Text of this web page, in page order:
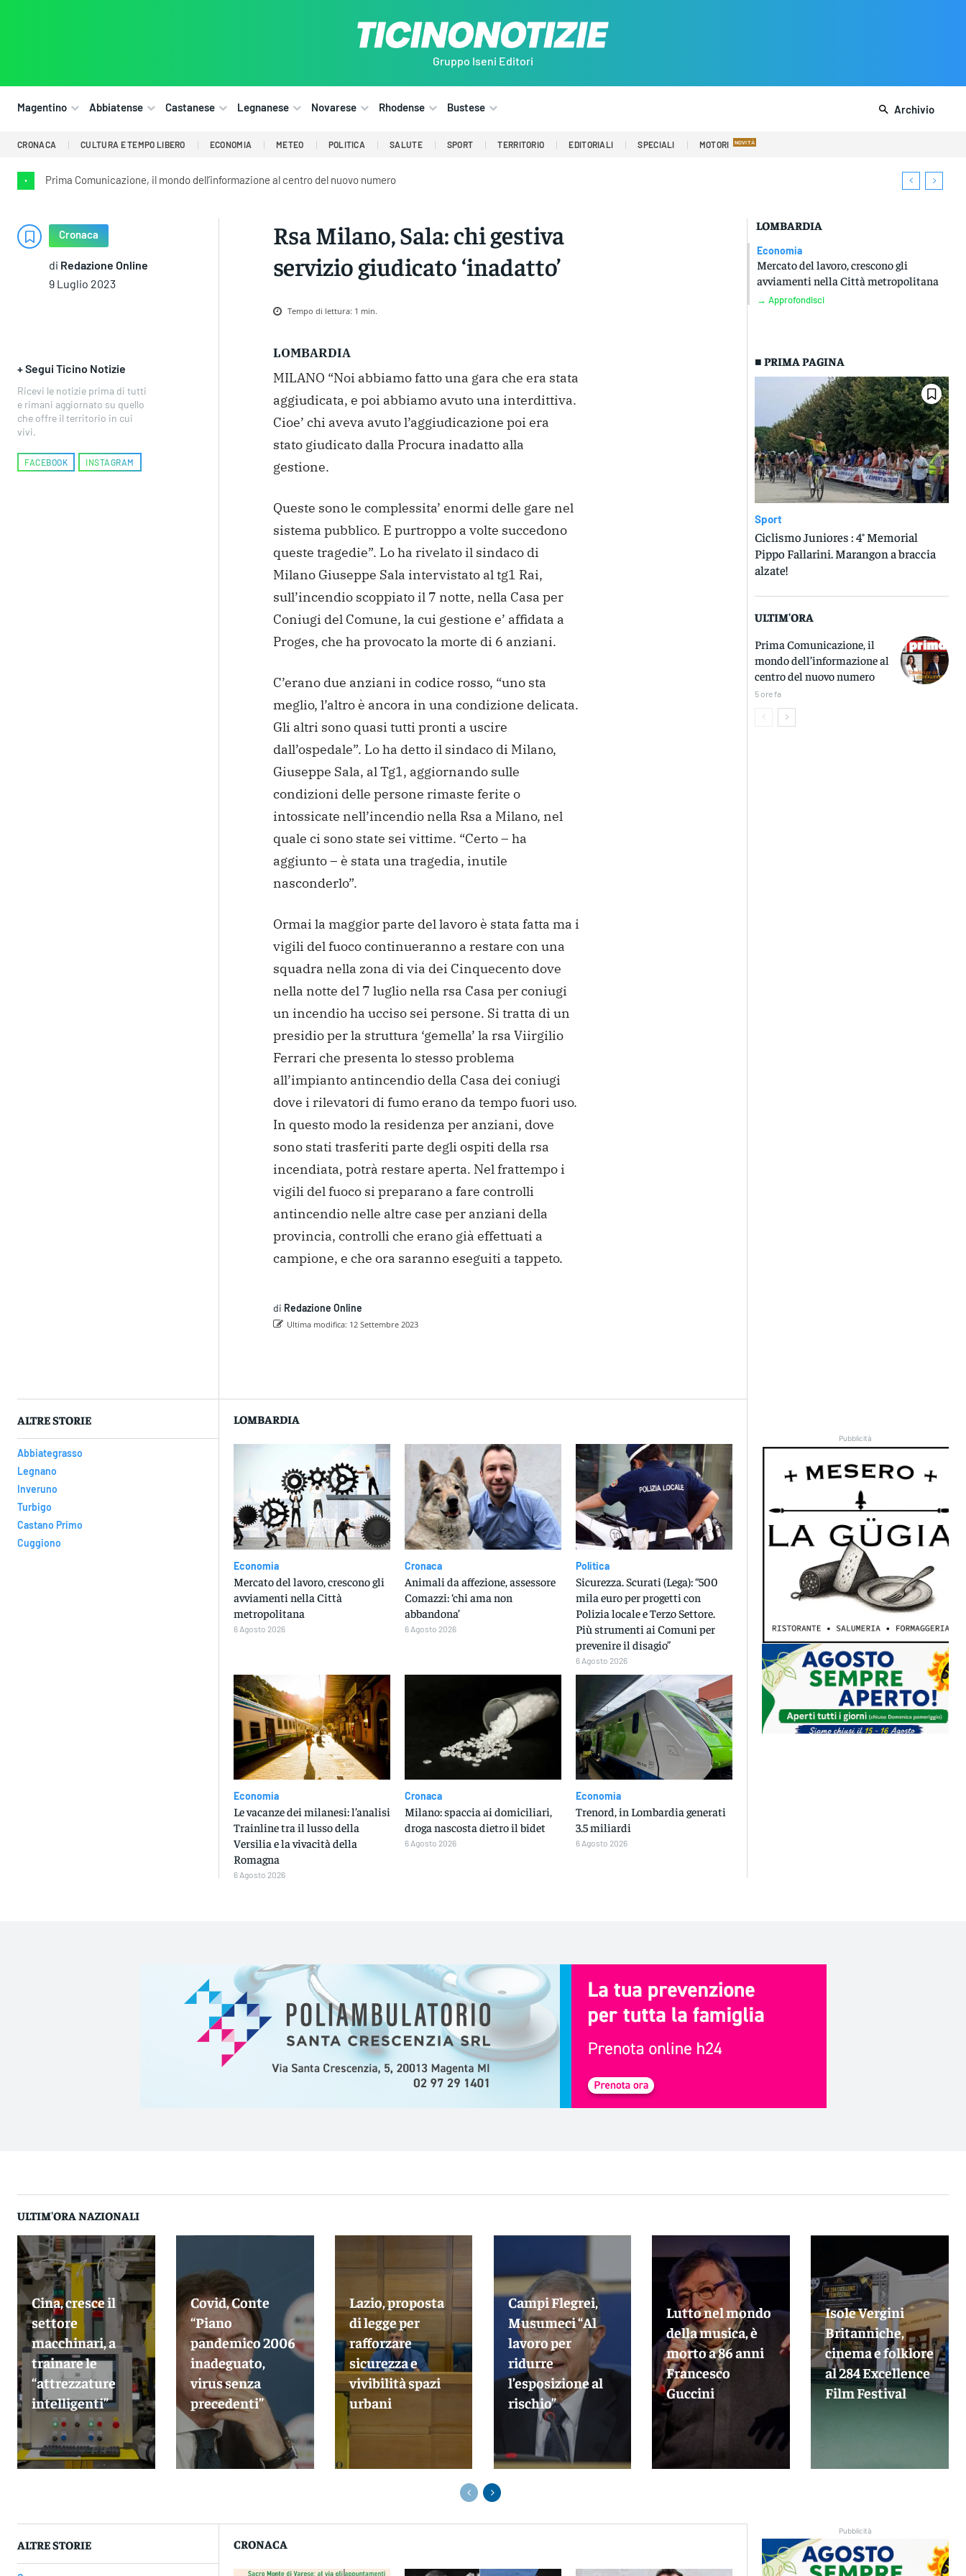
Gruppo Iseni Editori
Magentino Abbiatense Castanese Legnanese Novarese Rhodense Bustese Archivio
CRONACA CULTURA E TEMPO LIBERO ECONOMIA METEO POLITICA SALUTE SPORT TERRITORIO EDITORIALI SPECIALI MOTORI
• Prima Comunicazione, il mondo dell’informazione al centro del nuovo numero
Cronaca
di Redazione Online
9 Luglio 2023
Rsa Milano, Sala: chi gestiva
servizio giudicato ‘inadatto’
Tempo di lettura: 1 min.
LOMBARDIA
Economia
Mercato del lavoro, crescono gli
avviamenti nella Città metropolitana
→ Approfondisci
+ Segui Ticino Notizie
Ricevi le notizie prima di tutti
e rimani aggiornato su quello
che offre il territorio in cui
vivi.
FACEBOOK INSTAGRAM
LOMBARDIA
MILANO “Noi abbiamo fatto una gara che era stata
aggiudicata, e poi abbiamo avuto una interdittiva.
Cioe’ chi aveva avuto l’aggiudicazione poi era
stato giudicato dalla Procura inadatto alla
gestione.
Queste sono le complessita’ enormi delle gare nel
sistema pubblico. E purtroppo a volte succedono
queste tragedie”. Lo ha rivelato il sindaco di
Milano Giuseppe Sala intervistato al tg1 Rai,
sull’incendio scoppiato il 7 notte, nella Casa per
Coniugi del Comune, la cui gestione e’ affidata a
Proges, che ha provocato la morte di 6 anziani.
C’erano due anziani in codice rosso, “uno sta
meglio, l’altro è ancora in una condizione delicata.
Gli altri sono quasi tutti pronti a uscire
dall’ospedale”. Lo ha detto il sindaco di Milano,
Giuseppe Sala, al Tg1, aggiornando sulle
condizioni delle persone rimaste ferite o
intossicate nell’incendio nella Rsa a Milano, nel
quale ci sono state sei vittime. “Certo – ha
aggiunto – è stata una tragedia, inutile
nasconderlo”.
Ormai la maggior parte del lavoro è stata fatta ma i
vigili del fuoco continueranno a restare con una
squadra nella zona di via dei Cinquecento dove
nella notte del 7 luglio nella rsa Casa per coniugi
un incendio ha ucciso sei persone. Si tratta di un
presidio per la struttura ‘gemella’ la rsa Viirgilio
Ferrari che presenta lo stesso problema
all’impianto antincendio della Casa dei coniugi
dove i rilevatori di fumo erano da tempo fuori uso.
In questo modo la residenza per anziani, dove
sono stati trasferiti parte degli ospiti della rsa
incendiata, potrà restare aperta. Nel frattempo i
vigili del fuoco si preparano a fare controlli
antincendio nelle altre case per anziani della
provincia, controlli che erano già effettuati a
campione, e che ora saranno eseguiti a tappeto.
di Redazione Online
Ultima modifica: 12 Settembre 2023
■ PRIMA PAGINA
Sport
Ciclismo Juniores : 4° Memorial
Pippo Fallarini. Marangon a braccia
alzate!
ULTIM'ORA
Prima Comunicazione, il
mondo dell’informazione al
centro del nuovo numero
5 ore fa
ALTRE STORIE
Abbiategrasso
Legnano
Inveruno
Turbigo
Castano Primo
Cuggiono
LOMBARDIA
Economia
Mercato del lavoro, crescono gli
avviamenti nella Città
metropolitana
6 Agosto 2026
Cronaca
Animali da affezione, assessore
Comazzi: ‘chi ama non
abbandona’
6 Agosto 2026
Politica
Sicurezza. Scurati (Lega): “500
mila euro per progetti con
Polizia locale e Terzo Settore.
Più strumenti ai Comuni per
prevenire il disagio”
6 Agosto 2026
Economia
Le vacanze dei milanesi: l’analisi
Trainline tra il lusso della
Versilia e la vivacità della
Romagna
6 Agosto 2026
Cronaca
Milano: spaccia ai domiciliari,
droga nascosta dietro il bidet
6 Agosto 2026
Economia
Trenord, in Lombardia generati
3.5 miliardi
6 Agosto 2026
Pubblicità
ULTIM'ORA NAZIONALI
Cina, cresce il
settore
macchinari, a
trainare le
“attrezzature
intelligenti”
Covid, Conte
“Piano
pandemico 2006
inadeguato,
virus senza
precedenti”
Lazio, proposta
di legge per
rafforzare
sicurezza e
vivibilità spazi
urbani
Campi Flegrei,
Musumeci “Al
lavoro per
ridurre
l’esposizione al
rischio”
Lutto nel mondo
della musica, è
morto a 86 anni
Francesco
Guccini
Isole Vergini
Britanniche,
cinema e folklore
al 284 Excellence
Film Festival
ALTRE STORIE CRONACA
Pubblicità